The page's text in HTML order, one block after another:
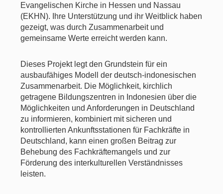
Evangelischen Kirche in Hessen und Nassau
(EKHN). Ihre Unterstützung und ihr Weitblick haben
gezeigt, was durch Zusammenarbeit und
gemeinsame Werte erreicht werden kann.
Dieses Projekt legt den Grundstein für ein
ausbaufähiges Modell der deutsch-indonesischen
Zusammenarbeit. Die Möglichkeit, kirchlich
getragene Bildungszentren in Indonesien über die
Möglichkeiten und Anforderungen in Deutschland
zu informieren, kombiniert mit sicheren und
kontrollierten Ankunftsstationen für Fachkräfte in
Deutschland, kann einen großen Beitrag zur
Behebung des Fachkräftemangels und zur
Förderung des interkulturellen Verständnisses
leisten.